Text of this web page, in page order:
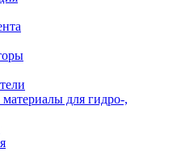
для гидро-,